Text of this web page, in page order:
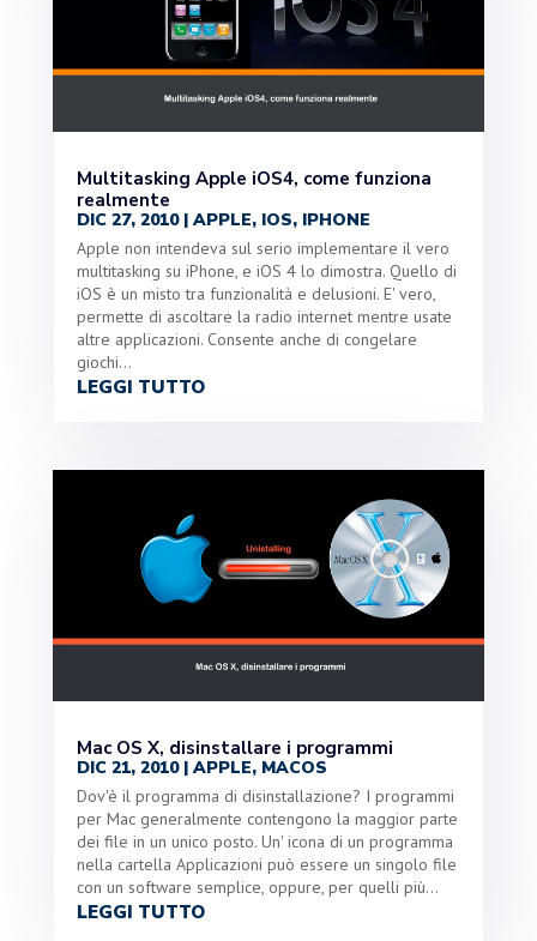
Multitasking Apple iOS4, come funziona
realmente
DIC 27, 2010|APPLE, IOS, IPHONE
Apple non intendeva sul serio implementare il vero
multitasking su iPhone, e iOS 4 lo dimostra. Quello di
iOS è un misto tra funzionalità e delusioni. E' vero,
permette di ascoltare la radio internet mentre usate
altre applicazioni. Consente anche di congelare
giochi...
LEGGI TUTTO
Mac OS X, disinstallare i programmi
DIC 21, 2010|APPLE, MACOS
Dov'è il programma di disinstallazione? I programmi
per Mac generalmente contengono la maggior parte
dei file in un unico posto. Un' icona di un programma
nella cartella Applicazioni può essere un singolo file
con un software semplice, oppure, per quelli più...
LEGGI TUTTO